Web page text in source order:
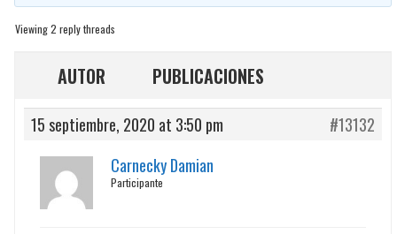
Viewing 2 reply threads
AUTOR PUBLICACIONES
15 septiembre, 2020 at 3:50 pm
#13132
Carnecky Damian
Participante